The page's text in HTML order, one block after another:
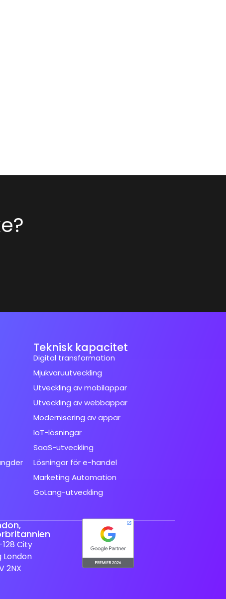
Teknisk kapacitet
Digital transformation
Mjukvaruutveckling
Utveckling av mobilappar
Utveckling av webbappar
Modernisering av appar
IoT-lösningar
SaaS-utveckling
Lösningar för e-handel
Marketing Automation
GoLang-utveckling
128 City
London
2NX